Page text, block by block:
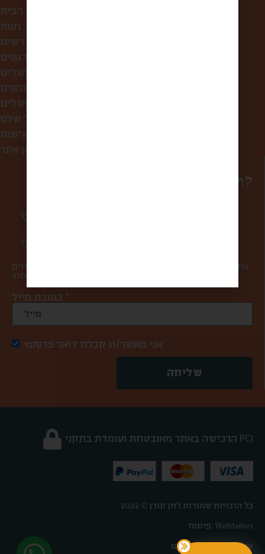
עמוד הבית
חנות
קופסת הפתעה חודשית
לחברות ולארגונים
סיורי אוכל בירושלים
מתכונים
הסיפור שלנו
הצהרת נגישות
תקנון אתר
רוצים להפוך למשפחה?
אתם במקום הראשון בשבילנו, ולכן אנחנו אף פעם לא שולחים
כתובת מייל *
אני מאשר/ת קבלת דואר פרסומי
שליחה
הרכישה באתר מאובטחת ועומדת בתקני PCI
כל הזכויות שמורות לחן קורן © 2022
פיתוח: Webtailors
עיצוב: אורטל פלדהיים